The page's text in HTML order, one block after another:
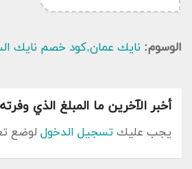
الاجتماعي .و تعمل بجمع هذه
بأقل التكاليف .
من الملابس الخاصة بالأطفال و
المقبل, إضافة إلى أقسام إضافية
من محبيى الطلب مثل قسم
الوسوم: نايك عمان,كود خصم نايك
أخبر الآخرين ما المبلغ الذي وفرته
يجب عليك تسجيل الدخول لوضع